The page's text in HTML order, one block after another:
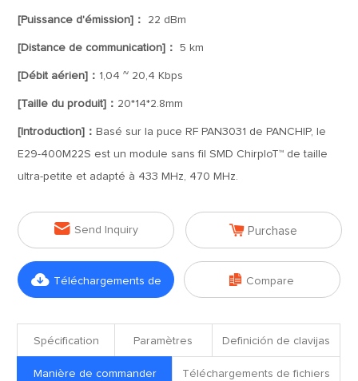
[Puissance d'émission]： 22 dBm
[Distance de communication]： 5 km
[Débit aérien]： 1,04 ~ 20,4 Kbps
[Taille du produit]： 20*14*2.8mm
[Introduction]： Basé sur la puce RF PAN3031 de PANCHIP, le
E29-400M22S est un module sans fil SMD ChirpIoT™ de taille
ultra-petite et adapté à 433 MHz, 470 MHz.
 Send Inquiry  Purchase
 Téléchargements de  Compare
Spécification Paramètres Definición de clavijas
Manière de commander Téléchargements de fichiers